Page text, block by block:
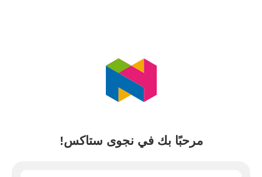
مرحبًا بك في نجوى ستاكس!